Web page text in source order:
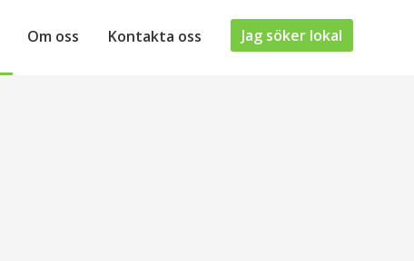
Om oss Kontakta oss Jag söker lokal